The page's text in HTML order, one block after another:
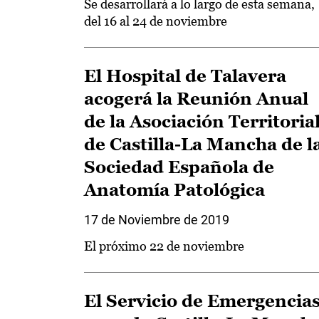
Se desarrollará a lo largo de esta semana,
del 16 al 24 de noviembre
El Hospital de Talavera
acogerá la Reunión Anual
de la Asociación Territorial
de Castilla-La Mancha de
Sociedad Española de
Anatomía Patológica
17 de Noviembre de 2019
El próximo 22 de noviembre
El Servicio de